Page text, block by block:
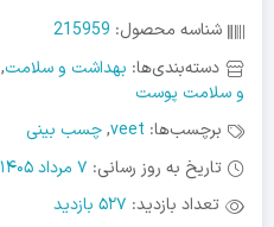
شناسه محصول: 215959
دسته‌بندی‌ها: بهداشت و سلامت,
و سلامت پوست
برچسب‌ها: veet
,چسب بینی
تاریخ به روز رسانی: 7 مرداد 1405
تعداد بازدید: 527 بازدید